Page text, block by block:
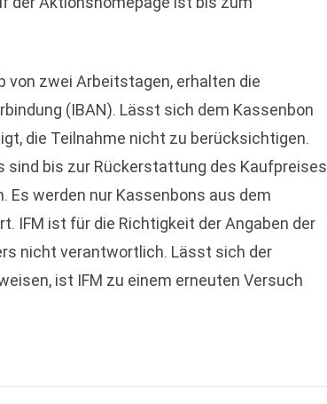
von zwei Arbeitstagen, erhalten die
(IBAN). Lässt sich dem Kassenbon
die Teilnahme nicht zu berücksichtigen.
sind bis zur Rückerstattung des Kaufpreises
Es werden nur Kassenbons aus dem
IFM ist für die Richtigkeit der Angaben der
nicht verantwortlich. Lässt sich der
ist IFM zu einem erneuten Versuch